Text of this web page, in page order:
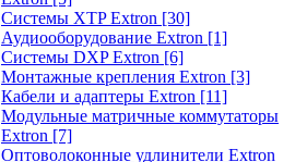
Системы XTP Extron [30]
Аудиооборудование Extron [1]
Системы DXP Extron [6]
Монтажные крепления Extron [3]
Кабели и адаптеры Extron [11]
Модульные матричные коммутаторы
Extron [7]
Оптоволоконные удлинители Extron